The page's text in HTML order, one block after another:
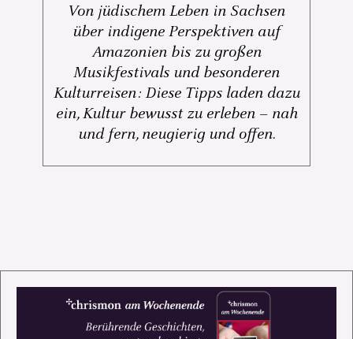
Von jüdischem Leben in Sachsen
über indigene Perspektiven auf
Amazonien bis zu großen
Musikfestivals und besonderen
Kulturreisen: Diese Tipps laden dazu
ein, Kultur bewusst zu erleben – nah
und fern, neugierig und offen.